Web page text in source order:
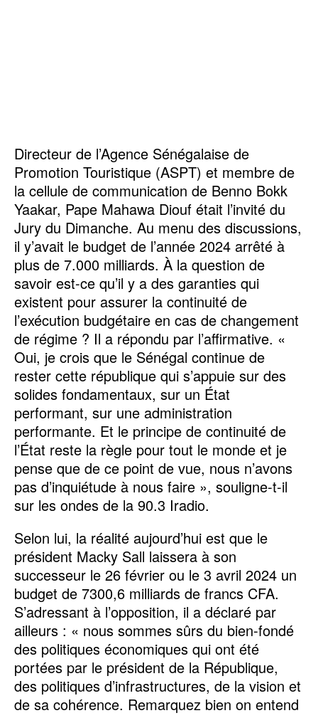
Directeur de l’Agence Sénégalaise de
Promotion Touristique (ASPT) et membre de
la cellule de communication de Benno Bokk
Yaakar, Pape Mahawa Diouf était l’invité du
Jury du Dimanche. Au menu des discussions,
il y’avait le budget de l’année 2024 arrêté à
plus de 7.000 milliards. À la question de
savoir est-ce qu’il y a des garanties qui
existent pour assurer la continuité de
l’exécution budgétaire en cas de changement
de régime ? Il a répondu par l’affirmative. «
Oui, je crois que le Sénégal continue de
rester cette république qui s’appuie sur des
solides fondamentaux, sur un État
performant, sur une administration
performante. Et le principe de continuité de
l’État reste la règle pour tout le monde et je
pense que de ce point de vue, nous n’avons
pas d’inquiétude à nous faire », souligne-t-il
sur les ondes de la 90.3 Iradio.
Selon lui, la réalité aujourd’hui est que le
président Macky Sall laissera à son
successeur le 26 février ou le 3 avril 2024 un
budget de 7300,6 milliards de francs CFA.
S’adressant à l’opposition, il a déclaré par
ailleurs : « nous sommes sûrs du bien-fondé
des politiques économiques qui ont été
portées par le président de la République,
des politiques d’infrastructures, de la vision et
de sa cohérence. Remarquez bien on entend